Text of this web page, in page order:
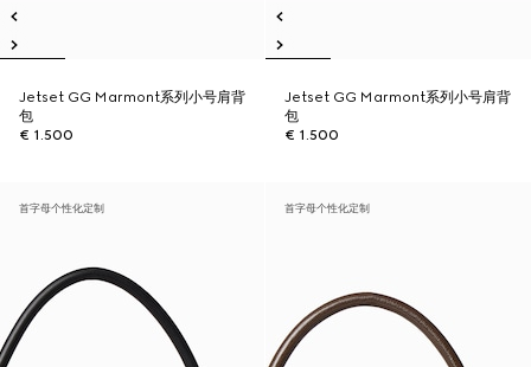
Jetset GG Marmont系列小号肩背
包
€ 1.500
Jetset GG Marmont系列小号肩背
包
€ 1.500
首字母个性化定制 首字母个性化定制